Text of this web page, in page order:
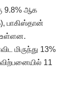
9.8% ஆக
பாகிஸ்தான்
உள்ளன.
மிருந்து 13%
11